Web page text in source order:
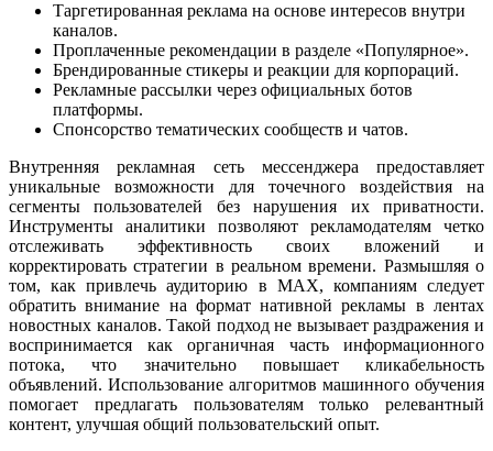
Таргетированная реклама на основе интересов внутри
каналов.
Проплаченные рекомендации в разделе «Популярное».
Брендированные стикеры и реакции для корпораций.
Рекламные рассылки через официальных ботов
платформы.
Спонсорство тематических сообществ и чатов.
Внутренняя рекламная сеть мессенджера предоставляет
уникальные возможности для точечного воздействия на
сегменты пользователей без нарушения их приватности.
Инструменты аналитики позволяют рекламодателям четко
отслеживать эффективность своих вложений и
корректировать стратегии в реальном времени. Размышляя о
том, как привлечь аудиторию в MAX, компаниям следует
обратить внимание на формат нативной рекламы в лентах
новостных каналов. Такой подход не вызывает раздражения и
воспринимается как органичная часть информационного
потока, что значительно повышает кликабельность
объявлений. Использование алгоритмов машинного обучения
помогает предлагать пользователям только релевантный
контент, улучшая общий пользовательский опыт.